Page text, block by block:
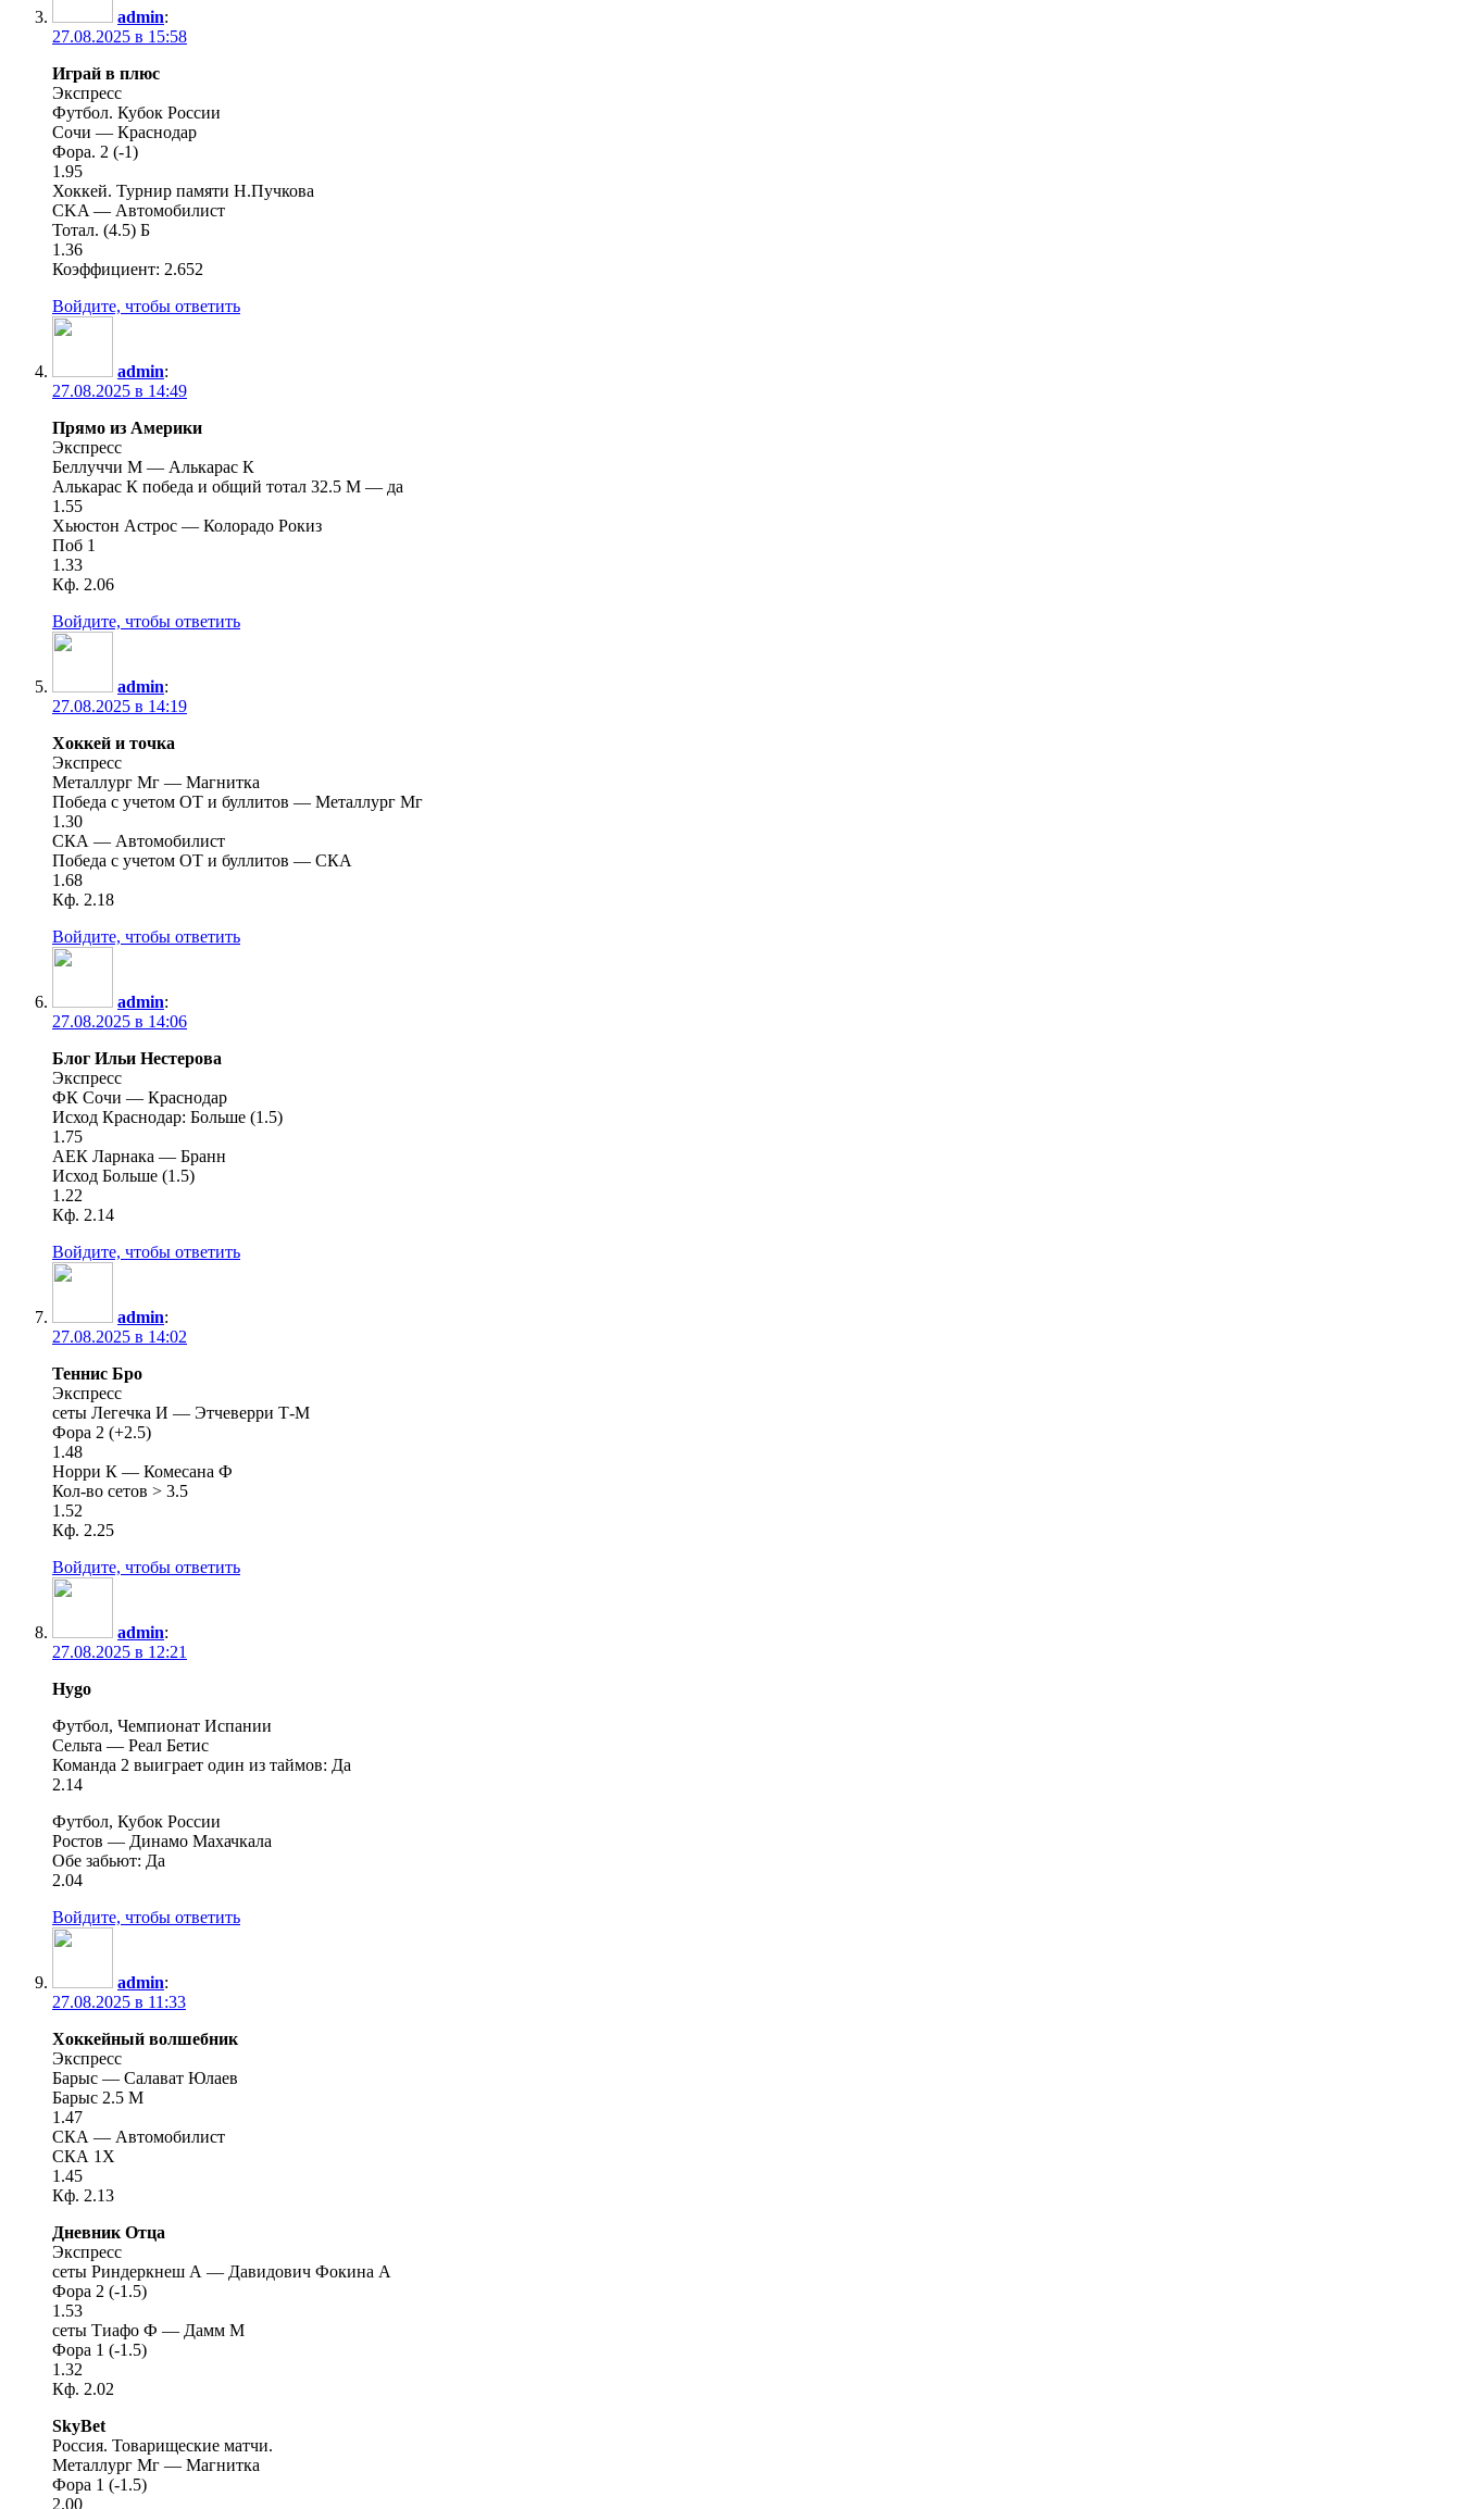
admin:
27.08.2025 в 15:58
Играй в плюс
Экспресс
Футбол. Кубок России
Сочи — Краснодар
Фора. 2 (-1)
1.95
Хоккей. Турнир памяти Н.Пучкова
CKA — Автомобилист
Тотал. (4.5) Б
1.36
Коэффициент: 2.652
Войдите, чтобы ответить
admin:
27.08.2025 в 14:49
Прямо из Америки
Экспресс
Беллуччи М — Алькарас К
Алькарас К победа и общий тотал 32.5 М — да
1.55
Хьюстон Астрос — Колорадо Рокиз
Поб 1
1.33
Кф. 2.06
Войдите, чтобы ответить
admin:
27.08.2025 в 14:19
Хоккей и точка
Экспресс
Металлург Мг — Магнитка
Победа с учетом ОТ и буллитов — Металлург Мг
1.30
СКА — Автомобилист
Победа с учетом ОТ и буллитов — СКА
1.68
Кф. 2.18
Войдите, чтобы ответить
admin:
27.08.2025 в 14:06
Блог Ильи Нестерова
Экспресс
ФК Сочи — Краснодар
Исход Краснодар: Больше (1.5)
1.75
АЕК Ларнака — Бранн
Исход Больше (1.5)
1.22
Кф. 2.14
Войдите, чтобы ответить
admin:
27.08.2025 в 14:02
Теннис Бро
Экспресс
сеты Легечка И — Этчеверри Т-М
Фора 2 (+2.5)
1.48
Норри К — Комесана Ф
Кол-во сетов > 3.5
1.52
Кф. 2.25
Войдите, чтобы ответить
admin:
27.08.2025 в 12:21
Hygo
Футбол, Чемпионат Испании
Сельта — Реал Бетис
Команда 2 выиграет один из таймов: Да
2.14
Футбол, Кубок России
Ростов — Динамо Махачкала
Обе забьют: Да
2.04
Войдите, чтобы ответить
admin:
27.08.2025 в 11:33
Хоккейный волшебник
Экспресс
Барыс — Салават Юлаев
Барыс 2.5 М
1.47
СКА — Автомобилист
СКА 1X
1.45
Кф. 2.13
Дневник Отца
Экспресс
сеты Риндеркнеш А — Давидович Фокина А
Фора 2 (-1.5)
1.53
сеты Тиафо Ф — Дамм М
Фора 1 (-1.5)
1.32
Кф. 2.02
SkyBet
Россия. Товарищеские матчи.
Металлург Мг — Магнитка
Фора 1 (-1.5)
2.00